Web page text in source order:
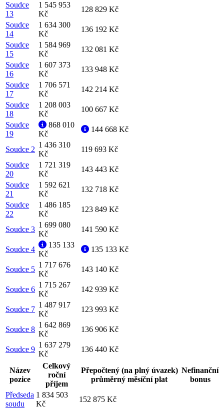
Soudce
13
1 545 953
Kč
128 829 Kč
Soudce
14
1 634 300
Kč
136 192 Kč
Soudce
15
1 584 969
Kč
132 081 Kč
Soudce
16
1 607 373
Kč
133 948 Kč
Soudce
17
1 706 571
Kč
142 214 Kč
Soudce
18
1 208 003
Kč
100 667 Kč
Soudce
19
868 010
Kč
144 668 Kč
Soudce 2
1 436 310
Kč
119 693 Kč
Soudce
20
1 721 319
Kč
143 443 Kč
Soudce
21
1 592 621
Kč
132 718 Kč
Soudce
22
1 486 185
Kč
123 849 Kč
Soudce 3
1 699 080
Kč
141 590 Kč
Soudce 4
135 133
Kč
135 133 Kč
Soudce 5
1 717 676
Kč
143 140 Kč
Soudce 6
1 715 267
Kč
142 939 Kč
Soudce 7
1 487 917
Kč
123 993 Kč
Soudce 8
1 642 869
Kč
136 906 Kč
Soudce 9
1 637 279
Kč
136 440 Kč
Název
pozice
Celkový
roční
příjem
Přepočtený (na plný úvazek)
průměrný měsíční plat
Nefinanční
bonus
Předseda
soudu
1 834 503
Kč
152 875 Kč